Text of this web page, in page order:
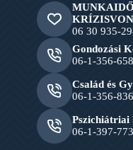
06 30 935-
Gondozási
06-1-356-
Család és
06-1-356-
Pszichiátriai
06-1-397-